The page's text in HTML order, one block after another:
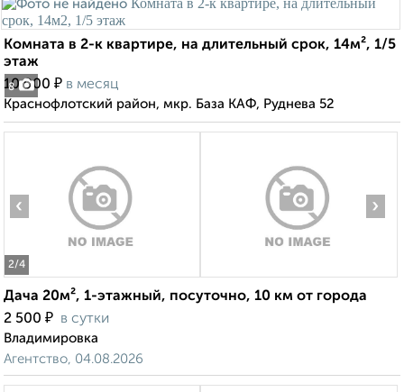
8
Комната в 2-к квартире, на длительный срок, 14м², 1/5
этаж
10 000 ₽ в месяц
Краснофлотский район, мкр. База КАФ, Руднева 52
2/4
‹ ›
Дача 20м², 1-этажный, посуточно, 10 км от города
2 500 ₽ в сутки
Владимировка
Агентство, 04.08.2026